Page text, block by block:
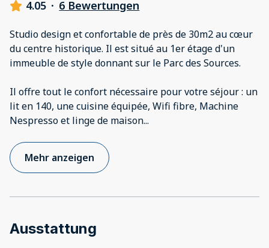
4.05 · 6 Bewertungen
Studio design et confortable de près de 30m2 au cœur
du centre historique. Il est situé au 1er étage d'un
immeuble de style donnant sur le Parc des Sources.
Il offre tout le confort nécessaire pour votre séjour : un
lit en 140, une cuisine équipée, Wifi fibre, Machine
Nespresso et linge de maison...
Mehr anzeigen
Ausstattung